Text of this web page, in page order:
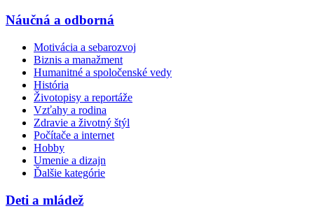
Náučná a odborná
Motivácia a sebarozvoj
Biznis a manažment
Humanitné a spoločenské vedy
História
Životopisy a reportáže
Vzťahy a rodina
Zdravie a životný štýl
Počítače a internet
Hobby
Umenie a dizajn
Ďalšie kategórie
Deti a mládež